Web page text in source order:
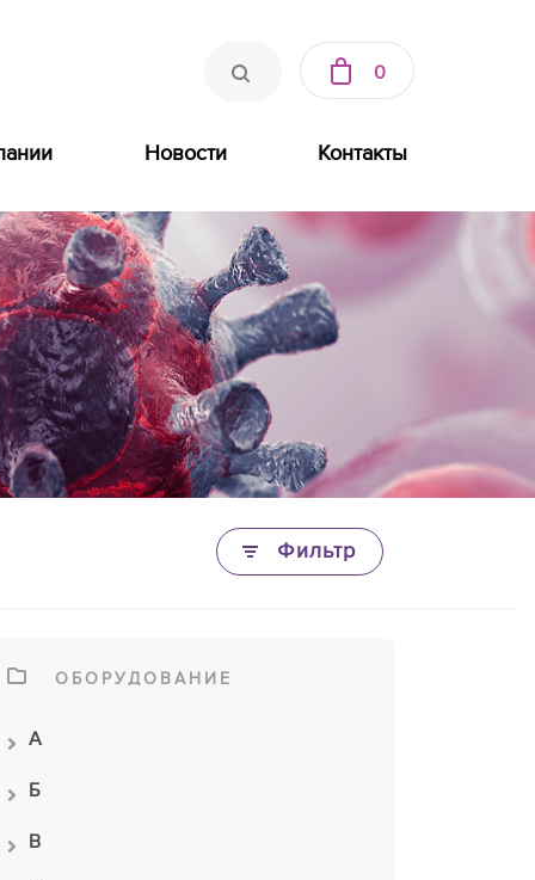
0
Новости Контакты
Фильтр
ОБОРУДОВАНИЕ
А
Б
В